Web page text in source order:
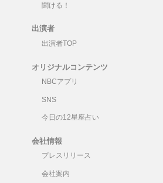
聞ける！
出演者
出演者TOP
オリジナルコンテンツ
NBCアプリ
SNS
今日の12星座占い
会社情報
プレスリリース
会社案内